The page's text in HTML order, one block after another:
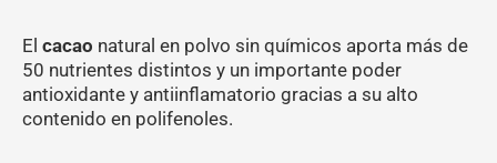
El cacao natural en polvo sin químicos aporta más de
50 nutrientes distintos y un importante poder
antioxidante y antiinflamatorio gracias a su alto
contenido en polifenoles.